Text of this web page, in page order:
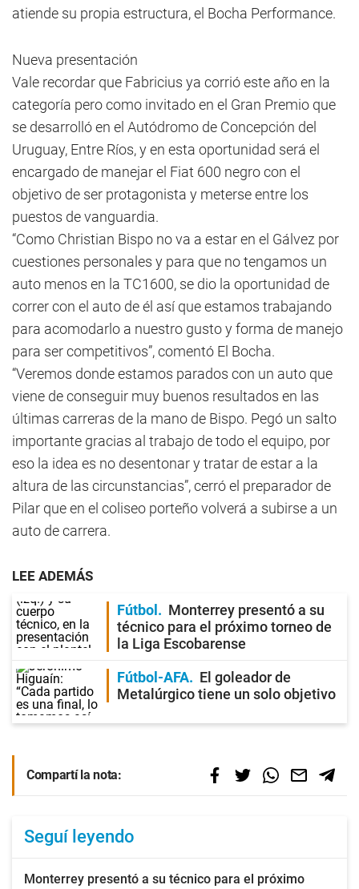
atiende su propia estructura, el Bocha Performance.
Nueva presentación
Vale recordar que Fabricius ya corrió este año en la
categoría pero como invitado en el Gran Premio que
se desarrolló en el Autódromo de Concepción del
Uruguay, Entre Ríos, y en esta oportunidad será el
encargado de manejar el Fiat 600 negro con el
objetivo de ser protagonista y meterse entre los
puestos de vanguardia.
“Como Christian Bispo no va a estar en el Gálvez por
cuestiones personales y para que no tengamos un
auto menos en la TC1600, se dio la oportunidad de
correr con el auto de él así que estamos trabajando
para acomodarlo a nuestro gusto y forma de manejo
para ser competitivos”, comentó El Bocha.
“Veremos donde estamos parados con un auto que
viene de conseguir muy buenos resultados en las
últimas carreras de la mano de Bispo. Pegó un salto
importante gracias al trabajo de todo el equipo, por
eso la idea es no desentonar y tratar de estar a la
altura de las circunstancias”, cerró el preparador de
Pilar que en el coliseo porteño volverá a subirse a un
auto de carrera.
LEE ADEMÁS
Fútbol
Monterrey presentó a su
técnico para el próximo torneo de
la Liga Escobarense
Fútbol-AFA
El goleador de
Metalúrgico tiene un solo objetivo
Compartí la nota:
Seguí leyendo
Monterrey presentó a su técnico para el próximo